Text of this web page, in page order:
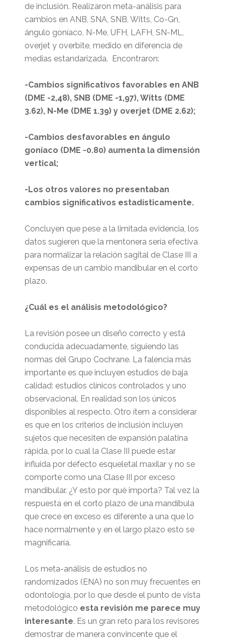
de inclusión. Realizaron meta-análisis para
cambios en ANB, SNA, SNB, Witts, Co-Gn,
ángulo goníaco, N-Me, UFH, LAFH, SN-ML,
overjet y overbite, medido en diferencia de
medias estandarizada. Encontraron:
-Cambios significativos favorables en ANB
(DME -2,48), SNB (DME -1,97), Witts (DME
3.62), N-Me (DME 1.39) y overjet (DME 2.62);
-Cambios desfavorables en ángulo
goníaco (DME -0.80) aumenta la dimensión
vertical;
-Los otros valores no presentaban
cambios significativos estadísticamente.
Concluyen que pese a la limitada evidencia, los
datos sugieren que la mentonera sería efectiva
para normalizar la relación sagital de Clase III a
expensas de un cambio mandibular en el corto
plazo.
¿Cuál es el análisis metodológico?
La revisión posee un diseño correcto y está
conducida adecuadamente, siguiendo las
normas del Grupo Cochrane. La falencia más
importante es que incluyen estudios de baja
calidad: estudios clínicos controlados y uno
observacional. En realidad son los únicos
disponibles al respecto. Otro ítem a considerar
es que en los criterios de inclusión incluyen
sujetos que necesiten de expansión palatina
rápida, por lo cual la Clase III puede estar
influida por defecto esqueletal maxilar y no se
comporte como una Clase III por exceso
mandibular. ¿Y esto por qué importa? Tal vez la
respuesta en el corto plazo de una mandíbula
que crece en exceso es diferente a una que lo
hace normalmente y en el largo plazo esto se
magnificaría.
Los meta-análisis de estudios no
randomizados (ENA) no son muy frecuentes en
odontología, por lo que desde el punto de vista
metodológico esta revisión me parece muy
interesante. Es un gran reto para los revisores
demostrar de manera convincente que el